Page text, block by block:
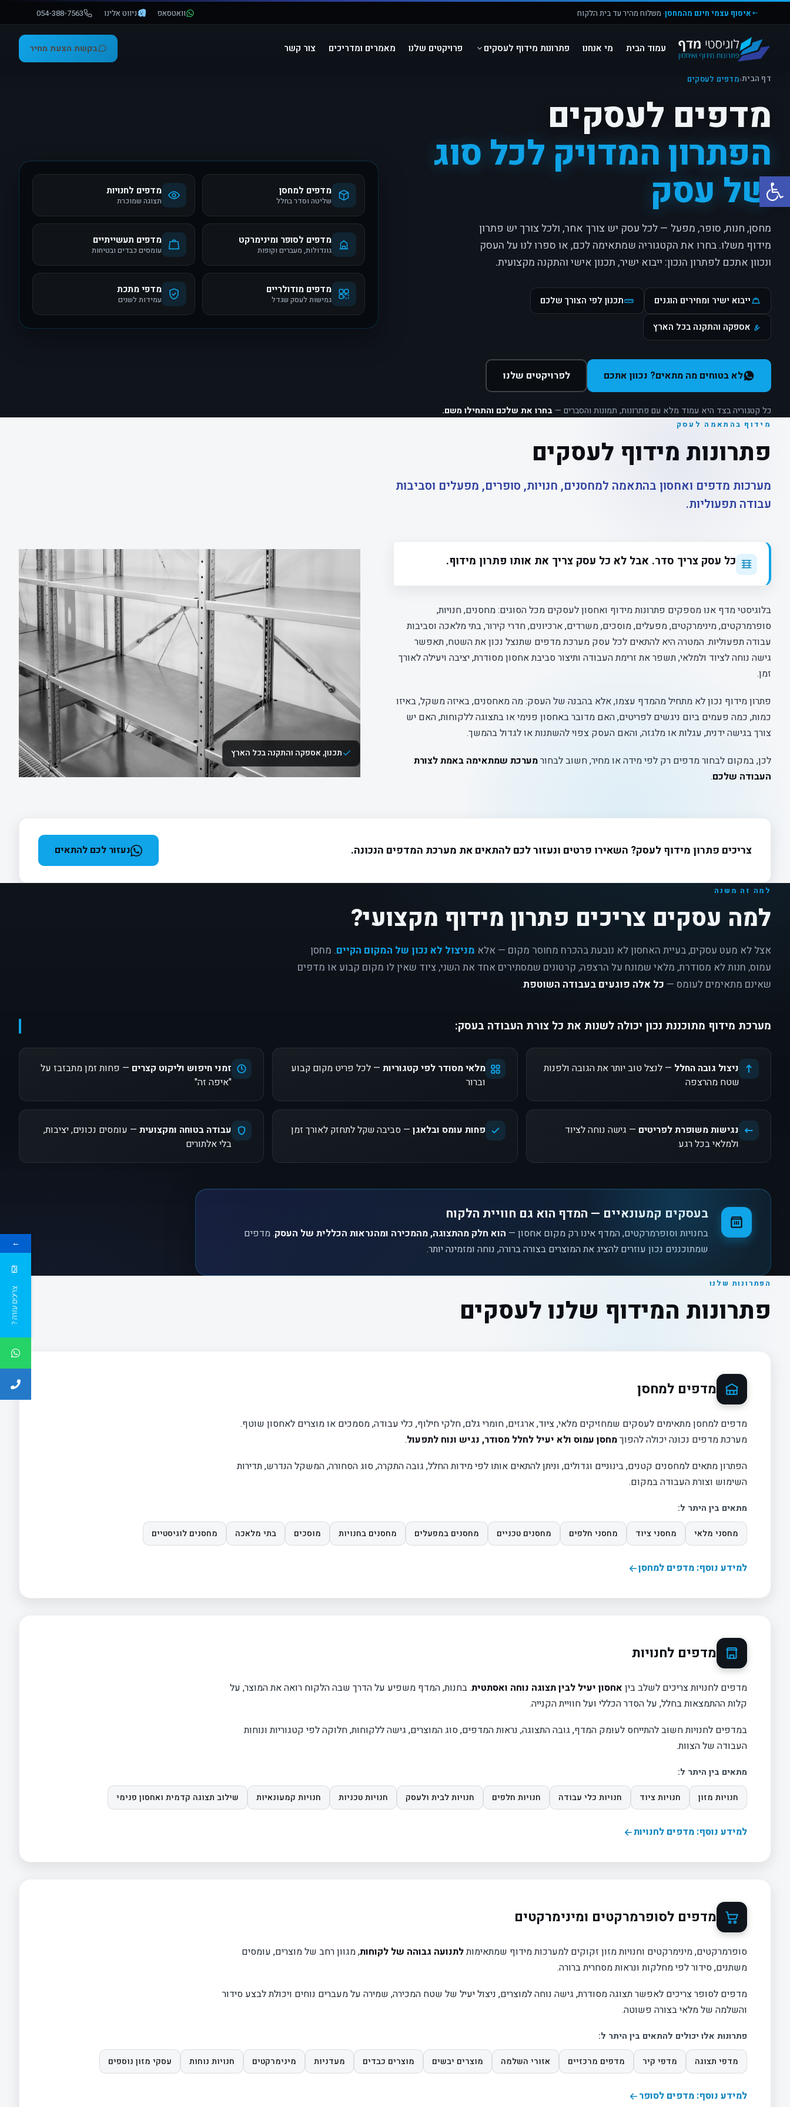
פתח סרגל נגישות
איסוף עצמי חינם מהמחסן· משלוח מהיר עד בית הלקוח וואטסאפ ניווט אלינו 054-388-7563
עמוד הבית מי אנחנו פתרונות מידוף לעסקים פרויקטים שלנו מאמרים ומדריכים צור קשר בקשת הצעת מחיר
דף הבית‹מדפים לעסקים
מדפים לעסקים
הפתרון המדויק לכל סוג
של עסק
מחסן, חנות, סופר, מפעל — לכל עסק יש צורך אחר, ולכל צורך יש פתרון
מידוף משלו. בחרו את הקטגוריה שמתאימה לכם, או ספרו לנו על העסק
ונכוון אתכם לפתרון הנכון: ייבוא ישיר, תכנון אישי והתקנה מקצועית.
ייבוא ישיר ומחירים הוגנים תכנון לפי הצורך שלכם
אספקה והתקנה בכל הארץ
לא בטוחים מה מתאים? נכוון אתכם לפרויקטים שלנו
כל קטגוריה בצד היא עמוד מלא עם פתרונות, תמונות והסברים — בחרו את שלכם והתחילו משם.
מדפים למחסן
שליטה וסדר בחלל
מדפים לחנויות
תצוגה שמוכרת
מדפים לסופר ומינימרקט
גונדולות, מעברים וקופות
מדפים תעשייתיים
עומסים כבדים ובטיחות
מדפים מודולריים
גמישות לעסק שגדל
מדפי מתכת
עמידות לשנים
מידוף בהתאמה לעסק
פתרונות מידוף לעסקים
מערכות מדפים ואחסון בהתאמה למחסנים, חנויות, סופרים, מפעלים וסביבות
עבודה תפעוליות.
כל עסק צריך סדר. אבל לא כל עסק צריך את אותו פתרון מידוף.
בלוגיסטי מדף אנו מספקים פתרונות מידוף ואחסון לעסקים מכל הסוגים: מחסנים, חנויות,
סופרמרקטים, מינימרקטים, מפעלים, מוסכים, משרדים, ארכיונים, חדרי קירור, בתי מלאכה וסביבות
עבודה תפעוליות. המטרה היא להתאים לכל עסק מערכת מדפים שתנצל נכון את השטח, תאפשר
גישה נוחה לציוד ולמלאי, תשפר את זרימת העבודה ותיצור סביבת אחסון מסודרת, יציבה ויעילה לאורך
זמן.
פתרון מידוף נכון לא מתחיל מהמדף עצמו, אלא בהבנה של העסק: מה מאחסנים, באיזה משקל, באיזו
כמות, כמה פעמים ביום ניגשים לפריטים, האם מדובר באחסון פנימי או בתצוגה ללקוחות, האם יש
צורך בגישה ידנית, עגלות או מלגזה, והאם העסק צפוי להשתנות או לגדול בהמשך.
לכן, במקום לבחור מדפים רק לפי מידה או מחיר, חשוב לבחורמערכת שמתאימה באמת לצורת
העבודה שלכם.
תכנון, אספקה והתקנה בכל הארץ
צריכים פתרון מידוף לעסק? השאירו פרטים ונעזור לכם להתאים את מערכת המדפים הנכונה. נעזור לכם להתאים
למה זה משנה
למה עסקים צריכים פתרון מידוף מקצועי?
אצל לא מעט עסקים, בעיית האחסון לא נובעת בהכרח מחוסר מקום — אלא מניצול לא נכון של המקום הקיים. מחסן
עמוס, חנות לא מסודרת, מלאי שמונח על הרצפה, קרטונים שמסתירים אחד את השני, ציוד שאין לו מקום קבוע או מדפים
שאינם מתאימים לעומס — כל אלה פוגעים בעבודה השוטפת.
מערכת מידוף מתוכננת נכון יכולה לשנות את כל צורת העבודה בעסק:
ניצול גובה החלל — לנצל טוב יותר את הגובה ולפנות
שטח מהרצפה
מלאי מסודר לפי קטגוריות — לכל פריט מקום קבוע
וברור
זמני חיפוש וליקוט קצרים — פחות זמן מתבזבז על
"איפה זה"
נגישות משופרת לפריטים — גישה נוחה לציוד
ולמלאי בכל רגע
פחות עומס ובלאגן — סביבה שקל לתחזק לאורך זמן עבודה בטוחה ומקצועית— עומסים נכונים, יציבות,
בלי אלתורים
בעסקים קמעונאיים — המדף הוא גם חוויית הלקוח
בחנויות וסופרמרקטים, המדף אינו רק מקום אחסון — הוא חלק מהתצוגה, מהמכירה ומהנראות הכללית של העסק. מדפים
שמתוכננים נכון עוזרים להציג את המוצרים בצורה ברורה, נוחה ומזמינה יותר.
הפתרונות שלנו
פתרונות המידוף שלנו לעסקים
מדפים למחסן
מדפים למחסן מתאימים לעסקים שמחזיקים מלאי, ציוד, ארגזים, חומרי גלם, חלקי חילוף, כלי עבודה, מסמכים או מוצרים לאחסון שוטף.
מערכת מדפים נכונה יכולה להפוךמחסן עמוס ולא יעיל לחלל מסודר, נגיש ונוח לתפעול.
הפתרון מתאים למחסנים קטנים, בינוניים וגדולים, וניתן להתאים אותו לפי מידות החלל, גובה התקרה, סוג הסחורה, המשקל הנדרש, תדירות
השימוש וצורת העבודה במקום.
מתאים בין היתר ל:
מחסני מלאי מחסני ציוד מחסני חלפים מחסנים טכניים מחסנים במפעלים מחסנים בחנויות מוסכים בתי מלאכה מחסנים לוגיסטיים
למידע נוסף: מדפים למחסן
מדפים לחנויות
מדפים לחנויות צריכים לשלב בין אחסון יעיל לבין תצוגה נוחה ואסתטית. בחנות, המדף משפיע על הדרך שבה הלקוח רואה את המוצר, על
קלות ההתמצאות בחלל, על הסדר הכללי ועל חוויית הקנייה.
במדפים לחנויות חשוב להתייחס לעומק המדף, גובה התצוגה, נראות המדפים, סוג המוצרים, גישה ללקוחות, חלוקה לפי קטגוריות ונוחות
העבודה של הצוות.
מתאים בין היתר ל:
חנויות מזון חנויות ציוד חנויות כלי עבודה חנויות חלפים חנויות לבית ולעסק חנויות טכניות חנויות קמעונאיות שילוב תצוגה קדמית ואחסון פנימי
למידע נוסף: מדפים לחנויות
מדפים לסופרמרקטים ומינימרקטים
סופרמרקטים, מינימרקטים וחנויות מזון זקוקים למערכות מידוף שמתאימותלתנועה גבוהה של לקוחות, מגוון רחב של מוצרים, עומסים
משתנים, סידור לפי מחלקות ונראות מסחרית ברורה.
מדפים לסופר צריכים לאפשר תצוגה מסודרת, גישה נוחה למוצרים, ניצול יעיל של שטח המכירה, שמירה על מעברים נוחים ויכולת לבצע סידור
והשלמה של מלאי בצורה פשוטה.
פתרונות אלו יכולים להתאים בין היתר ל:
מדפי תצוגה מדפי קיר מדפים מרכזיים אזורי השלמה מוצרים יבשים מוצרים כבדים מעדניות מינימרקטים חנויות נוחות עסקי מזון נוספים
למידע נוסף: מדפים לסופר
←
צריכים עזרה ?